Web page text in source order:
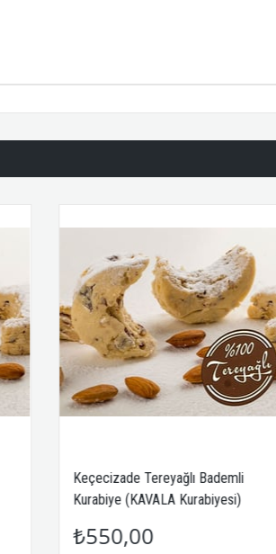
Keçecizade Tereyağlı Bademli
Kurabiye (KAVALA Kurabiyesi)
₺550,00